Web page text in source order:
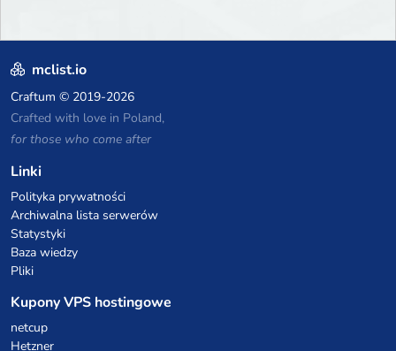
mclist.io
Craftum © 2019-2026
Crafted with love in Poland,
for those who come after
Linki
Polityka prywatności
Archiwalna lista serwerów
Statystyki
Baza wiedzy
Pliki
Kupony VPS hostingowe
netcup
Hetzner